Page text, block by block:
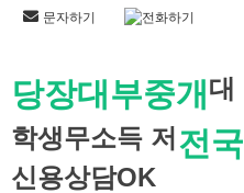
문자하기 전화하기
당장대부중개
전국
대
학생무소득 저
신용상담OK